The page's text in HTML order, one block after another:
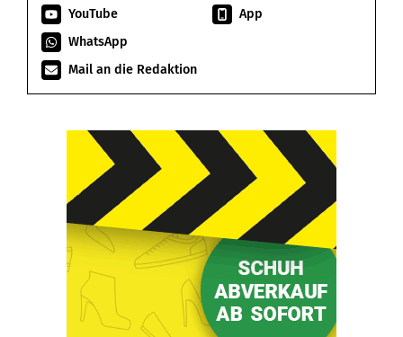
YouTube
App
WhatsApp
Mail an die Redaktion